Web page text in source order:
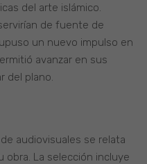
del arte islámico.
de fuente de
un nuevo impulso en
avanzar en sus
del plano.
audiovisuales se relata
obra. La selección incluye